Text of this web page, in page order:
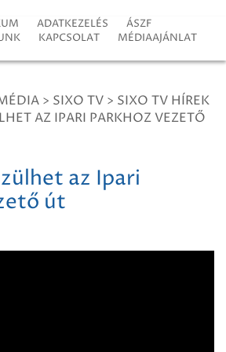
ADATKEZELÉS
ÁSZF
KAPCSOLAT MÉDIAAJÁNLAT
> SIXO TV > SIXO TV HÍREK
AZ IPARI PARKHOZ VEZETŐ
az Ipari
út